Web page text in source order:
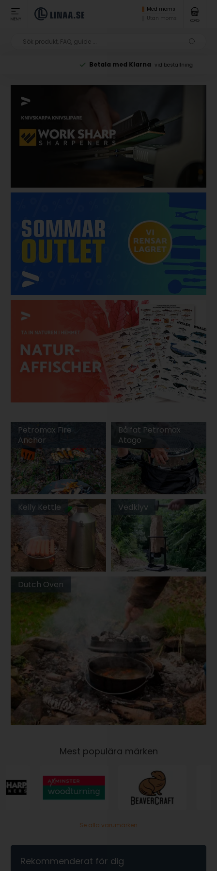
MENY
Med moms
Utan moms
KORG
Betala med Klarna vid beställning
Petromax Fire
Anchor
Bålfat Petromax
Atago
Kelly Kettle Vedklyv
Dutch Oven
Mest populära märken
Se alla varumärken
Rekommenderat för dig